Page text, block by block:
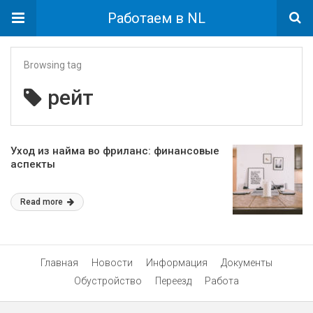
Работаем в NL
Browsing tag
рейт
Уход из найма во фриланс: финансовые
аспекты
Read more
Главная Новости Информация
Документы
Обустройство
Переезд Работа